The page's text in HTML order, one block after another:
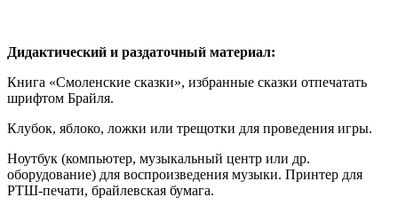
Дидактический и раздаточный материал:
Книга «Смоленские сказки», избранные сказки отпечатать
шрифтом Брайля.
Клубок, яблоко, ложки или трещотки для проведения игры.
Ноутбук (компьютер, музыкальный центр или др.
оборудование) для воспроизведения музыки. Принтер для
РТШ-печати, брайлевская бумага.